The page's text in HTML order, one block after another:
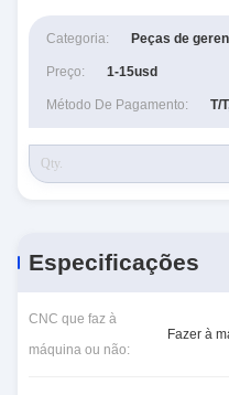
Categoria: Peças de
Preço: 1-15usd
Método De Pagamento: T/
Especificações
CNC que faz à
máquina ou não:
Fazer à